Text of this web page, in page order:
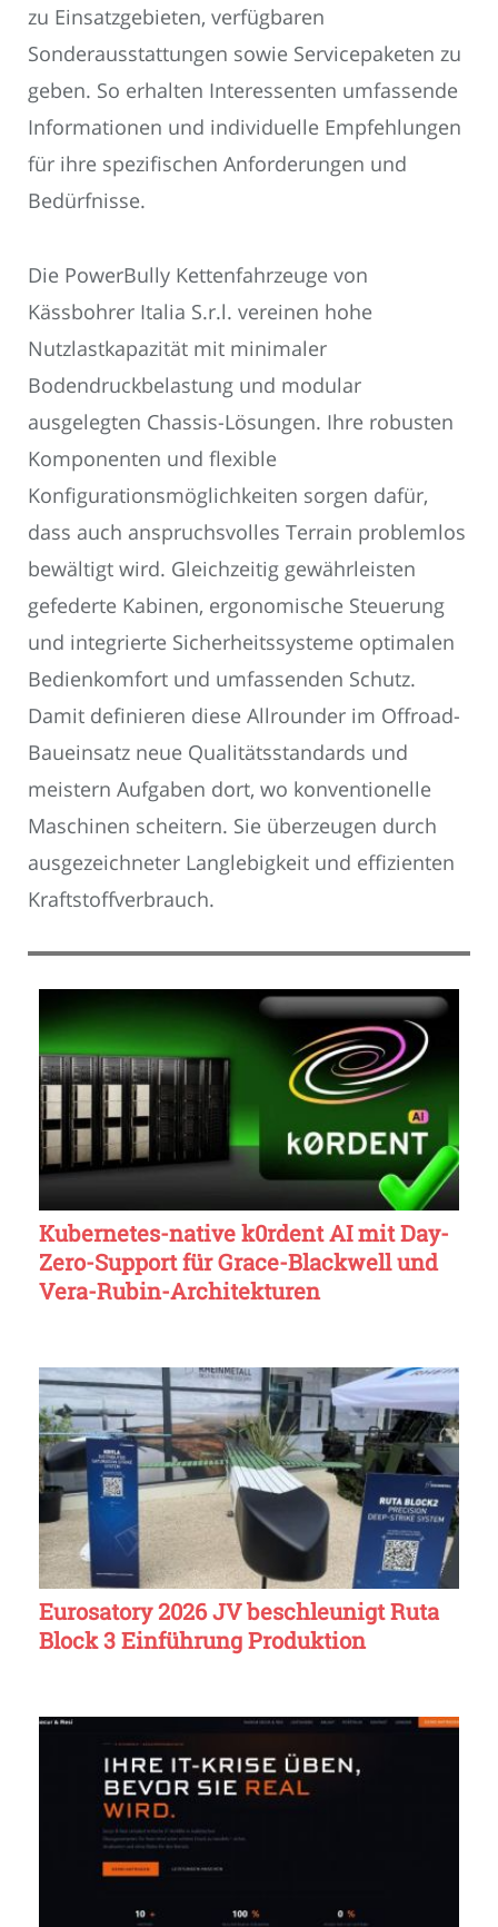
zu Einsatzgebieten, verfügbaren
Sonderausstattungen sowie Servicepaketen zu
geben. So erhalten Interessenten umfassende
Informationen und individuelle Empfehlungen
für ihre spezifischen Anforderungen und
Bedürfnisse.
Die PowerBully Kettenfahrzeuge von
Kässbohrer Italia S.r.l. vereinen hohe
Nutzlastkapazität mit minimaler
Bodendruckbelastung und modular
ausgelegten Chassis-Lösungen. Ihre robusten
Komponenten und flexible
Konfigurationsmöglichkeiten sorgen dafür,
dass auch anspruchsvolles Terrain problemlos
bewältigt wird. Gleichzeitig gewährleisten
gefederte Kabinen, ergonomische Steuerung
und integrierte Sicherheitssysteme optimalen
Bedienkomfort und umfassenden Schutz.
Damit definieren diese Allrounder im Offroad-
Baueinsatz neue Qualitätsstandards und
meistern Aufgaben dort, wo konventionelle
Maschinen scheitern. Sie überzeugen durch
ausgezeichneter Langlebigkeit und effizienten
Kraftstoffverbrauch.
Kubernetes-native k0rdent AI mit Day-
Zero-Support für Grace-Blackwell und
Vera-Rubin-Architekturen
Eurosatory 2026 JV beschleunigt Ruta
Block 3 Einführung Produktion